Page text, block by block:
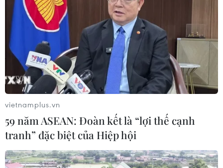
TIN CÙNG CHUYÊN MỤC
Áp thấp nhiệt đới trên vịnh Bắc Bộ sẽ
gây ảnh hưởng thế nào tới Việt Nam?
07/08/2026 14:38
Nứt núi, Thanh Hóa sơ tán khẩn cấp
07/08/2026 13:17
vietnamplus.vn
59 năm ASEAN: Đoàn kết là “lợi thế cạnh
tranh” đặc biệt của Hiệp hội